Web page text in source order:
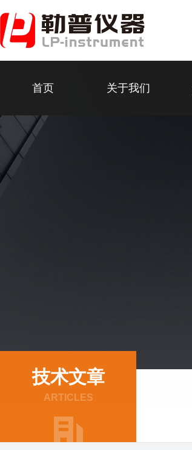
首页 关于我们
技术文章
ARTICLES